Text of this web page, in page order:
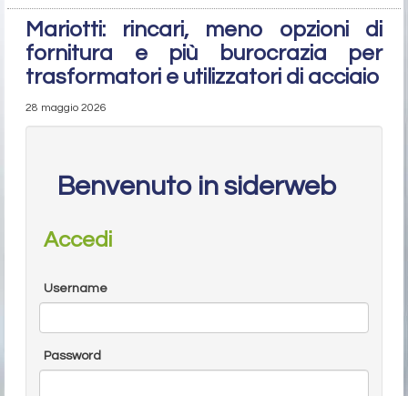
Mariotti: rincari, meno opzioni di
fornitura e più burocrazia per
trasformatori e utilizzatori di acciaio
28 maggio 2026
Benvenuto in siderweb
Accedi
Username
Password